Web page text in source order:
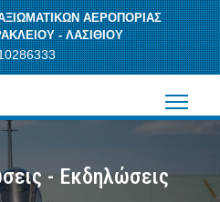
ΑΕΡΟΠΟΡΙΑΣ
- ΛΑΣΙΘΙΟΥ
- Εκδηλώσεις